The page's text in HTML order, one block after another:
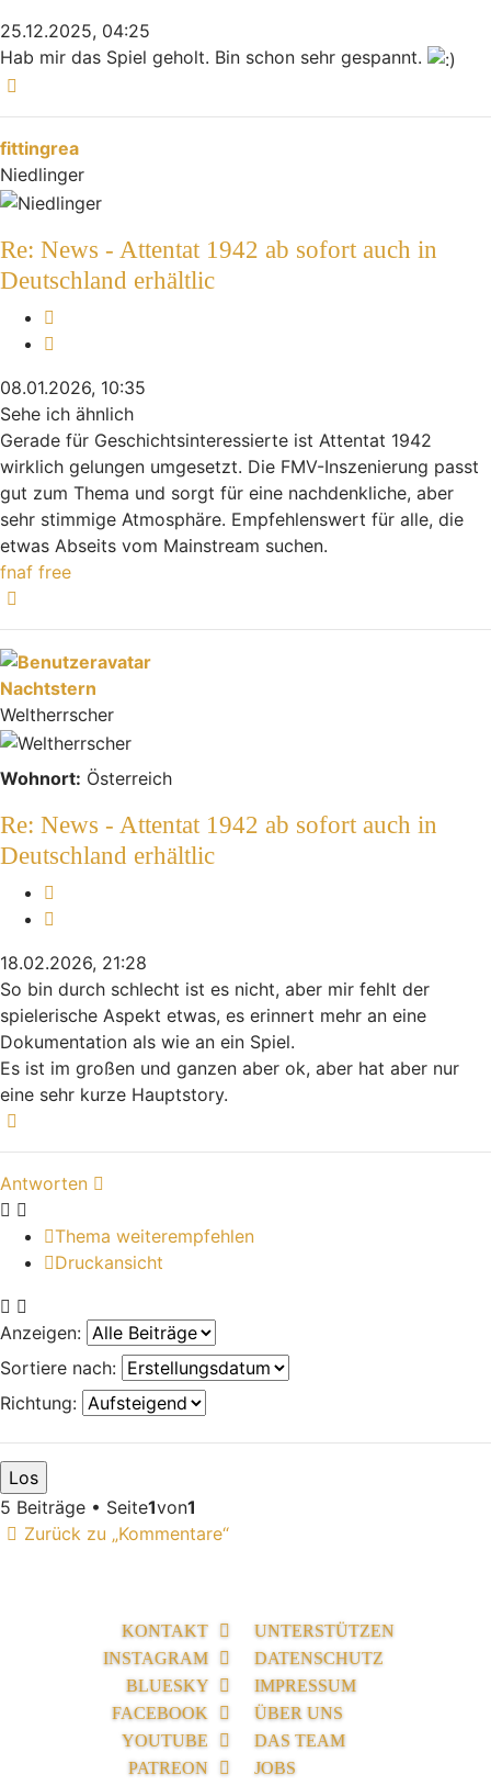
25.12.2025, 04:25
Hab mir das Spiel geholt. Bin schon sehr gespannt.
fittingrea
Niedlinger
Re: News - Attentat 1942 ab sofort auch in
Deutschland erhältlic
08.01.2026, 10:35
Sehe ich ähnlich
Gerade für Geschichtsinteressierte ist Attentat 1942
wirklich gelungen umgesetzt. Die FMV-Inszenierung passt
gut zum Thema und sorgt für eine nachdenkliche, aber
sehr stimmige Atmosphäre. Empfehlenswert für alle, die
etwas Abseits vom Mainstream suchen.
fnaf free
Nachtstern
Weltherrscher
Wohnort: Österreich
Re: News - Attentat 1942 ab sofort auch in
Deutschland erhältlic
18.02.2026, 21:28
So bin durch schlecht ist es nicht, aber mir fehlt der
spielerische Aspekt etwas, es erinnert mehr an eine
Dokumentation als wie an ein Spiel.
Es ist im großen und ganzen aber ok, aber hat aber nur
eine sehr kurze Hauptstory.
Antworten
Thema weiterempfehlen
Druckansicht
Anzeigen:
Sortiere nach:
Richtung:
5 Beiträge • Seite1von1
Zurück zu „Kommentare“
KONTAKT
INSTAGRAM
BLUESKY
FACEBOOK
YOUTUBE
PATREON
UNTERSTÜTZEN
DATENSCHUTZ
IMPRESSUM
ÜBER UNS
DAS TEAM
JOBS